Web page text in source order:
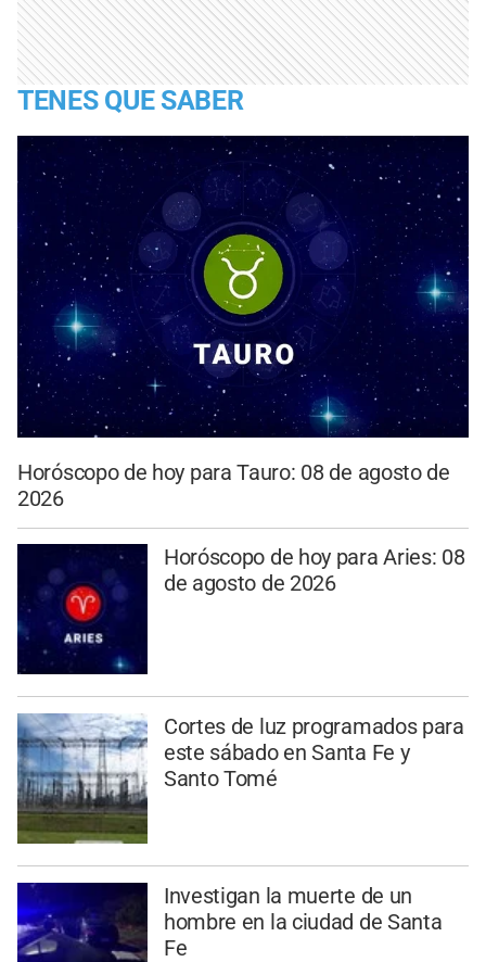
TENES QUE SABER
Horóscopo de hoy para Tauro: 08 de agosto de
2026
Horóscopo de hoy para Aries: 08
de agosto de 2026
Cortes de luz programados para
este sábado en Santa Fe y
Santo Tomé
Investigan la muerte de un
hombre en la ciudad de Santa
Fe